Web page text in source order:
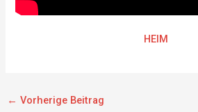
HEIM
← Vorherige Beitrag